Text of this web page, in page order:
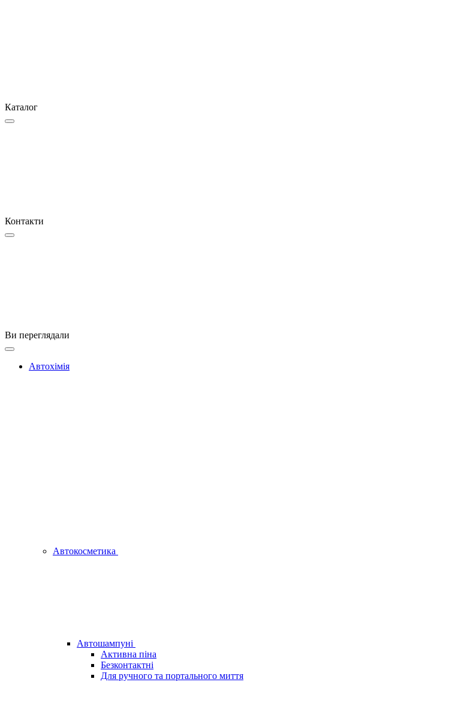
Каталог
Контакти
Ви переглядали
Автохімія
Автокосметика
Автошампуні
Активна піна
Безконтактні
Для ручного та портального миття